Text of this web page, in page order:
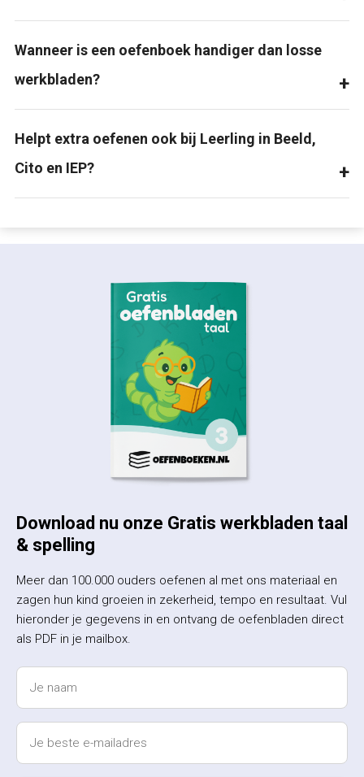
Wanneer is een oefenboek handiger dan losse
werkbladen?
Helpt extra oefenen ook bij Leerling in Beeld,
Cito en IEP?
Download nu onze Gratis werkbladen taal
& spelling
Meer dan 100.000 ouders oefenen al met ons materiaal en
zagen hun kind groeien in zekerheid, tempo en resultaat. Vul
hieronder je gegevens in en ontvang de oefenbladen direct
als PDF in je mailbox.